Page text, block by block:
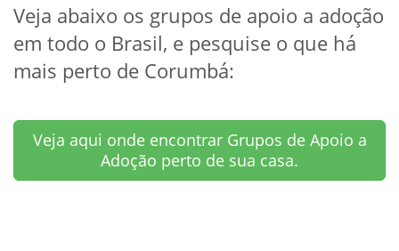
Veja abaixo os grupos de apoio a adoção
em todo o Brasil, e pesquise o que há
mais perto de Corumbá:
Veja aqui onde encontrar Grupos de Apoio a
Adoção perto de sua casa.